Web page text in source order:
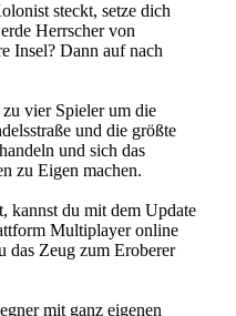
steckt, setze dich
Herrscher von
Insel? Dann auf nach
vier Spieler um die
und die größte
und sich das
zu Eigen machen.
kannst du mit dem Update
Multiplayer online
das Zeug zum Eroberer
mit ganz eigenen